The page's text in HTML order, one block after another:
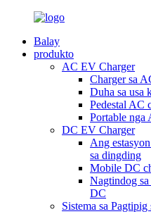
Balay
produkto
AC EV Charger
Charger sa
Duha sa usa
Pedestal AC
Portable nga
DC EV Charger
Ang
sa dingding
Mobile DC
Nagtindog sa
DC
Sistema sa Pagtipig